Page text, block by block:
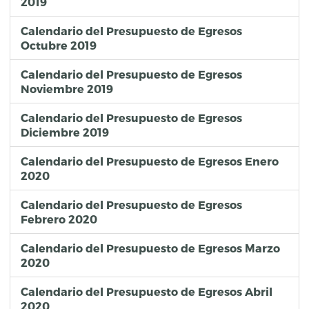
2020-05
5000 BIENES MUEBLES, INMUEBLES E INTANGIBLES 5700 ACTIVOS BIOLÓGICOS
0
2020-05
5000 BIENES MUEBLES, INMUEBLES E INTANGIBLES 5800 BIENES INMUEBLES
0
2020-05
2020-05
6000 INVERSIÓN PÚBLICA 6100 OBRA PÚBLICA EN BIENES DE DOMINIO PÚBLICO
29600000
2020-05
6000 INVERSIÓN PÚBLICA
Calendario del Presupuesto de Egresos
Octubre 2019
Calendario del Presupuesto de Egresos
Noviembre 2019
Calendario del Presupuesto de Egresos
Diciembre 2019
Calendario del Presupuesto de Egresos Enero
2020
Calendario del Presupuesto de Egresos
Febrero 2020
Calendario del Presupuesto de Egresos Marzo
2020
Calendario del Presupuesto de Egresos Abril
2020